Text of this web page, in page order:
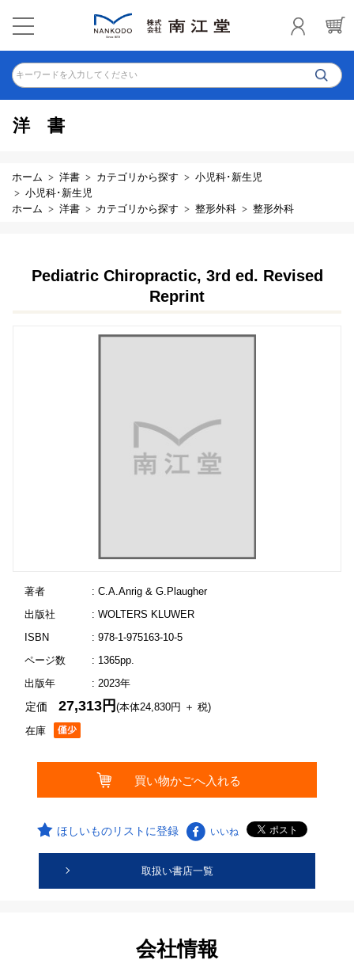
キーワードを入力してください
洋書
ホーム 洋書 カテゴリから探す
小児科･新生児
小児科･新生児
ホーム
洋書 カテゴリから探す 整形外科 整形外科
Pediatric Chiropractic, 3rd ed. Revised
Reprint
著者
: C.A.Anrig & G.Plaugher
出版社
: WOLTERS KLUWER
ISBN
: 978-1-975163-10-5
ページ数
: 1365pp.
出版年
: 2023年
在庫
定価27,313円(本体24,830円 ＋ 税)
ほしいものリストに登録 いいね
取扱い書店一覧
会社情報